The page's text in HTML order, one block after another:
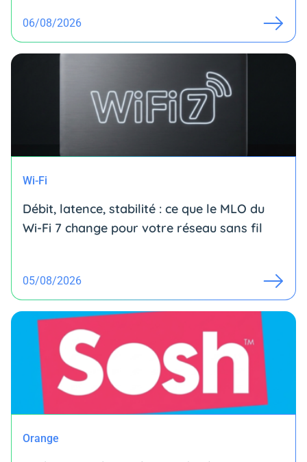
06/08/2026
Wi-Fi
Débit, latence, stabilité : ce que le MLO du
Wi-Fi 7 change pour votre réseau sans fil
05/08/2026
Orange